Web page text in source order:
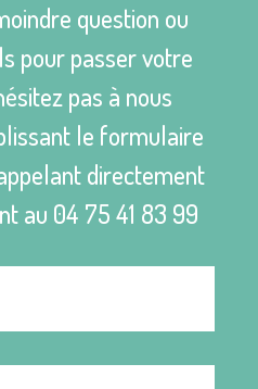
question ou
pour passer votre
pas à nous
le formulaire
directement
au 04 75 41 83 99